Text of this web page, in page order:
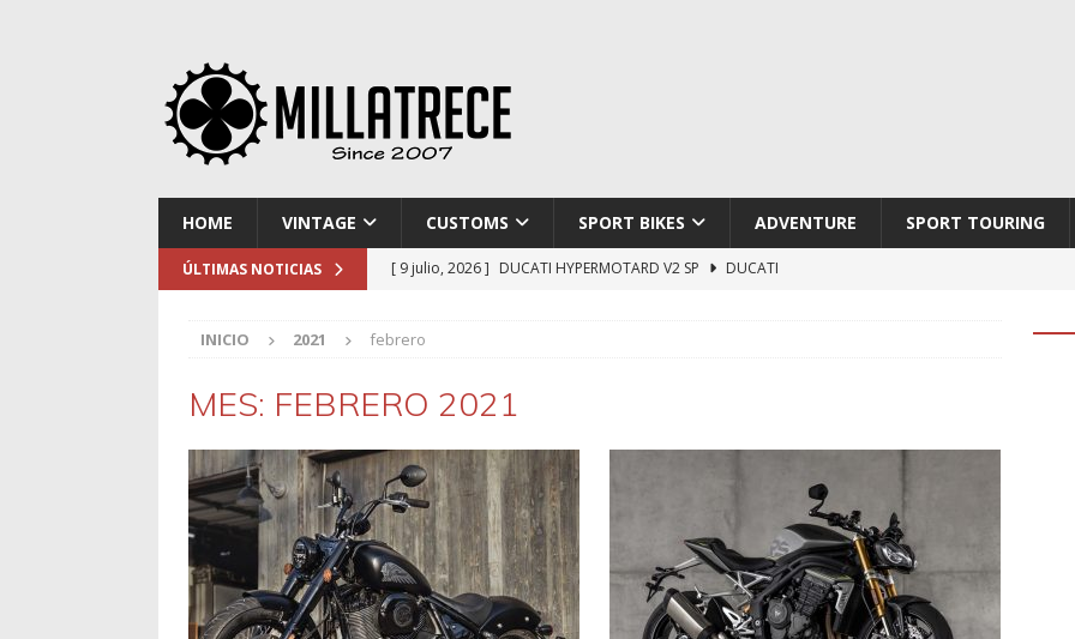
HOME VINTAGE CUSTOMS SPORT BIKES ADVENTURE SPORT TOURING
ÚLTIMAS NOTICIAS [ 2 julio, 2026 ] KTM 790 DUKE 2027
KTM
[ 23 julio, 2026 ]
[ 16 julio, 2026 ]
NORTON ATLAS APEX
INICIO 2021 febrero
MES: FEBRERO 2021